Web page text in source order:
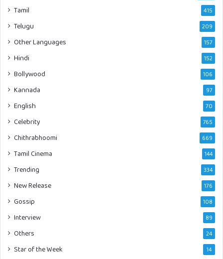
Tamil 415
Telugu 209
Other Languages 157
Hindi 152
Bollywood 106
Kannada 97
English 70
Celebrity 765
Chithrabhoomi 669
Tamil Cinema 144
Trending 334
New Release 176
Gossip 108
Interview 89
Others 24
Star of the Week 14